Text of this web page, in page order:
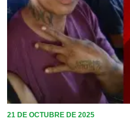
21 DE OCTUBRE DE 2025